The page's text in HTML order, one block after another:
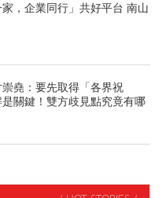
，企業同行」共好平台 南山
堯：要先取得「各界祝
關鍵！雙方歧見點究竟有哪